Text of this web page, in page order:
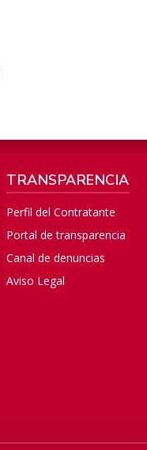
TRANSPARENCIA
Perfil del Contratante
Portal de transparencia
Canal de denuncias
Aviso Legal